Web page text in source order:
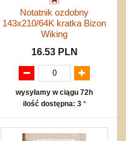
Notatnik ozdobny
143x210/64K kratka Bizon
Wiking
16.53 PLN
wysyłamy w ciągu 72h
ilość dostępna: 3 *